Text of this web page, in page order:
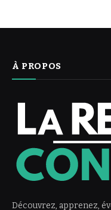
À PROPOS
Découvrez, apprenez,